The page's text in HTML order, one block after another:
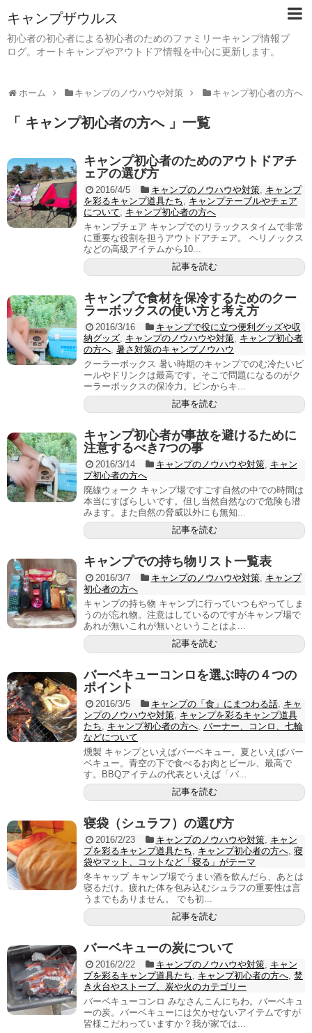
キャンプザウルス
初心者の初心者による初心者のためのファミリーキャンプ情報ブ
ログ。オートキャンプやアウトドア情報を中心に更新します。
ホーム キャンプのノウハウや対策 キャンプ初心者の方へ
「 キャンプ初心者の方へ 」一覧
キャンプ初心者のためのアウトドアチ
ェアの選び方
2016/4/5 キャンプのノウハウや対策, キャンプ
を彩るキャンプ道具たち, キャンプテーブルやチェア
について, キャンプ初心者の方へ
キャンプチェア キャンプでのリラックスタイムで非常
に重要な役割を担うアウトドアチェア。 ヘリノックス
などの高級アイテムから10...
記事を読む
キャンプで食材を保冷するためのクー
ラーボックスの使い方と考え方
2016/3/16
キャンプで役に立つ便利グッズや収
納グッズ, キャンプのノウハウや対策, キャンプ初心者
の方へ, 暑さ対策のキャンプノウハウ
クーラーボックス 暑い時期のキャンプでのむ冷たいビ
ールやドリンクは最高です。そこで問題になるのがク
ーラーボックスの保冷力。ピンからキ...
記事を読む
キャンプ初心者が事故を避けるために
注意するべき7つの事
2016/3/14 キャンプのノウハウや対策, キャン
プ初心者の方へ
廃線ウォーク キャンプ場ですごす自然の中での時間は
本当にすばらしいです。但し当然自然なので危険も潜
みます。また自然の脅威以外にも無知...
記事を読む
キャンプでの持ち物リスト一覧表
2016/3/7 キャンプのノウハウや対策, キャンプ
初心者の方へ
キャンプの持ち物 キャンプに行っていつもやってしま
うのが忘れ物。注意はしているのですがキャンプ場で
あれが無いこれが無いということはよ...
記事を読む
バーベキューコンロを選ぶ時の４つの
ポイント
2016/3/5 キャンプの「食」にまつわる話, キャ
ンプのノウハウや対策, キャンプを彩るキャンプ道具
たち, キャンプ初心者の方へ, バーナー、コンロ、七輪
などについて
燻製 キャンプといえばバーベキュー。夏といえばバー
ベキュー。青空の下で食べるお肉とビール、最高で
す。BBQアイテムの代表といえば「バ...
記事を読む
寝袋（シュラフ）の選び方
2016/2/23 キャンプのノウハウや対策, キャン
プを彩るキャンプ道具たち, キャンプ初心者の方へ, 寝
袋やマット、コットなど「寝る」がテーマ
冬キャップ キャンプ場でうまい酒を飲んだら、あとは
寝るだけ。疲れた体を包み込むシュラフの重要性は言
うまでもありません。 でも初...
記事を読む
バーベキューの炭について
2016/2/22 キャンプのノウハウや対策, キャン
プを彩るキャンプ道具たち, キャンプ初心者の方へ, 焚
き火台やストーブ、炭や火のカテゴリー
バーベキューコンロ みなさんこんにちわ。バーベキュ
ーの炭。バーベキューには欠かせないアイテムですが
皆様こだわっていますか？我が家では...